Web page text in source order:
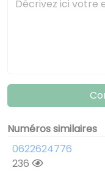
Numéros similaires
0622624776
236